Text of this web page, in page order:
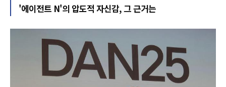
'에이전트 N'의 압도적 자신감, 그 근거는